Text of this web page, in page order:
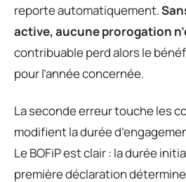
reporte automatiquement.
active, aucune prorogation
contribuable perd alors le
pour l’année concernée.
La seconde erreur touche les
modifient la durée
Le BOFiP est clair : la durée
première déclaration